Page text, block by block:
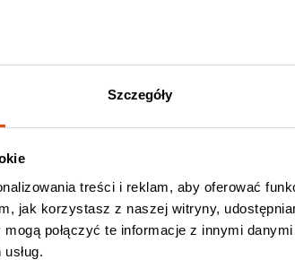
Szczegóły
treści i reklam, aby oferować
jak korzystasz z naszej witryny,
połączyć te informacje z innymi